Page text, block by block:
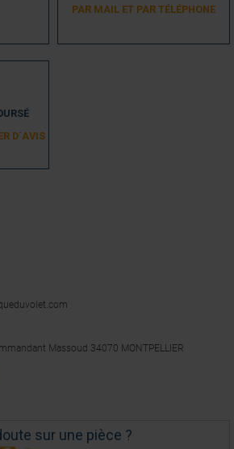
PAR MAIL ET PAR TÉLÉPHONE
D´AVIS
Massoud 34070 MONTPELLIER
sur une pièce ?